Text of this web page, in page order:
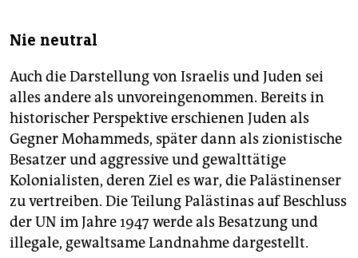
Nie neutral
Auch die Darstellung von Israelis und Juden sei
alles andere als unvoreingenommen. Bereits in
historischer Perspektive erschienen Juden als
Gegner Mohammeds, später dann als zionistische
Besatzer und aggressive und gewalttätige
Kolonialisten, deren Ziel es war, die Palästinenser
zu vertreiben. Die Teilung Palästinas auf Beschluss
der UN im Jahre 1947 werde als Besatzung und
illegale, gewaltsame Landnahme dargestellt.